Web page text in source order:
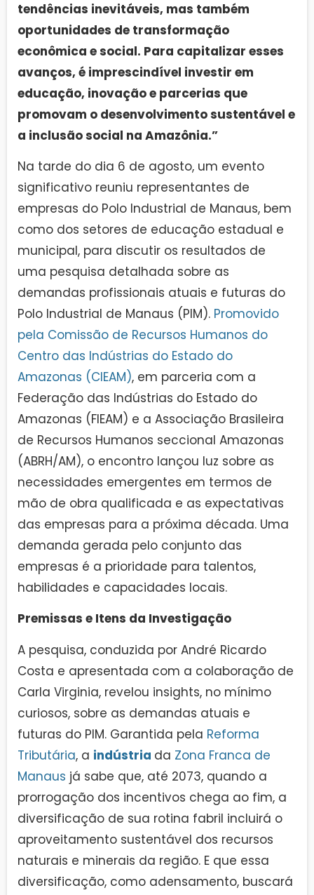
tendências inevitáveis, mas também
oportunidades de transformação
econômica e social. Para capitalizar esses
avanços, é imprescindível investir em
educação, inovação e parcerias que
promovam o desenvolvimento sustentável e
a inclusão social na Amazônia.”
Na tarde do dia 6 de agosto, um evento
significativo reuniu representantes de
empresas do Polo Industrial de Manaus, bem
como dos setores de educação estadual e
municipal, para discutir os resultados de
uma pesquisa detalhada sobre as
demandas profissionais atuais e futuras do
Polo Industrial de Manaus (PIM). Promovido
pela Comissão de Recursos Humanos do
Centro das Indústrias do Estado do
Amazonas (CIEAM), em parceria com a
Federação das Indústrias do Estado do
Amazonas (FIEAM) e a Associação Brasileira
de Recursos Humanos seccional Amazonas
(ABRH/AM), o encontro lançou luz sobre as
necessidades emergentes em termos de
mão de obra qualificada e as expectativas
das empresas para a próxima década. Uma
demanda gerada pelo conjunto das
empresas é a prioridade para talentos,
habilidades e capacidades locais.
Premissas e Itens da Investigação
A pesquisa, conduzida por André Ricardo
Costa e apresentada com a colaboração de
Carla Virginia, revelou insights, no mínimo
curiosos, sobre as demandas atuais e
futuras do PIM. Garantida pela Reforma
Tributária, a indústria da Zona Franca de
Manaus já sabe que, até 2073, quando a
prorrogação dos incentivos chega ao fim, a
diversificação de sua rotina fabril incluirá o
aproveitamento sustentável dos recursos
naturais e minerais da região. E que essa
diversificação, como adensamento, buscará